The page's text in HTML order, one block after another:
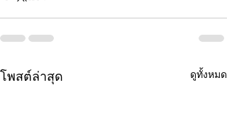
โพสต์ล่าสุด ดูทั้งหมด